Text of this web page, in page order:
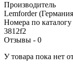
Производитель
Lemforder
Номера по каталогу
3812f2
Отзывы - 0
У товара пока нет